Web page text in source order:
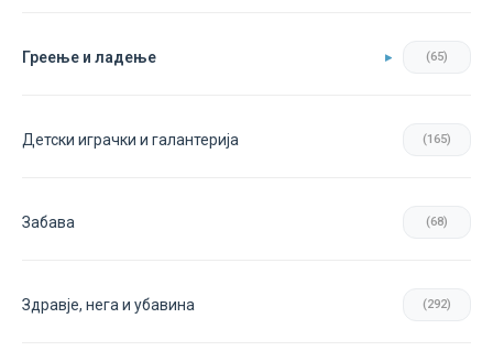
Греење и ладење (65)
Детски играчки и галантерија (165)
Забава (68)
Здравје, нега и убавина (292)